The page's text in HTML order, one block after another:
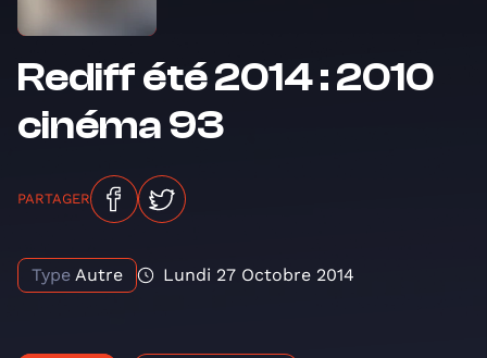
Rediff été 2014 : 2010
cinéma 93
PARTAGER
Type Autre Lundi 27 Octobre 2014